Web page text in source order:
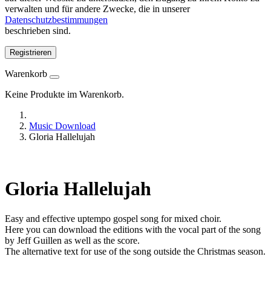
verwalten und für andere Zwecke, die in unserer
Datenschutzbestimmungen
beschrieben sind.
Registrieren
Warenkorb
Keine Produkte im Warenkorb.
Music Download
Gloria Hallelujah
Gloria Hallelujah
Easy and effective uptempo gospel song for mixed choir.
Here you can download the editions with the vocal part of the song
by Jeff Guillen as well as the score.
The alternative text for use of the song outside the Christmas season.